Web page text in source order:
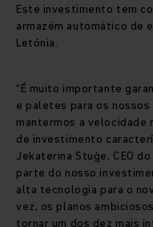
Este investimento tem
armazém automático de
Letónia.
“É muito importante
e paletes para os
mantermos a
de investimento
Jekaterina Stuģe, CEO
parte do nosso
alta tecnologia para o
vez, os planos
tornar um dos dez mais